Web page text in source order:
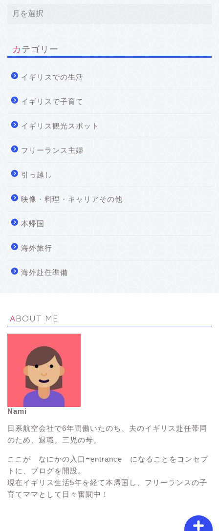
カテゴリー
イギリスでの生活
イギリスで子育て
イギリス観光スポット
フリーランス主婦
引っ越し
映像・料理・キャリアその他
本帰国
海外旅行
海外赴任準備
ABOUT ME
Nami
日系航空会社で6年間働いたのち、夫のイギリス赴任帯同
のため、退職。三児の母。
ここが なにかの入口=entrance になることをコンセプ
トに、ブログを開設。
現在イギリス生活5年を経て本帰国し、フリーランスの子
育てママとして日々奮闘中！
イギリス生活Tips
子連れ海外旅行